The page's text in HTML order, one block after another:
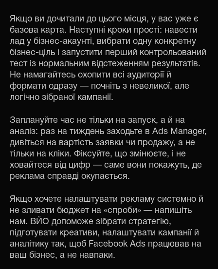
Якщо ви дочитали до цього місця, у вас уже є
базова карта. Наступні кроки прості: навести
лад у бізнес-акаунті, вибрати одну конкретну
бізнес-ціль і запустити перший контрольований
тест із нормальним відстеженням результатів.
Не намагайтесь охопити всі аудиторії й
формати одразу — почніть з невеликої, але
логічно зібраної кампанії.
Заплануйте час не тільки на запуск, а й на
аналіз: раз на тиждень заходьте в Ads Manager,
дивіться на вартість заявки чи продажу, а не
тільки на кліки. Фіксуйте, що змінюєте, і не
ховайтеся від цифр — саме вони покажуть, де
реклама справді окупається.
Якщо хочете налаштувати рекламу системно й
не зливати бюджет на «спроби» — напишіть
нам. ВЙО допоможе зібрати стратегію,
підготувати креативи, налаштувати кампанії й
аналітику так, щоб Facebook Ads працював на
ваш бізнес, а не навпаки.